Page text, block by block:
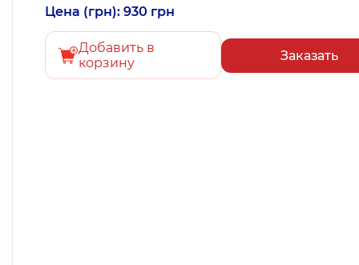
Цена (грн): 930 грн
Добавить в
корзину
Заказать